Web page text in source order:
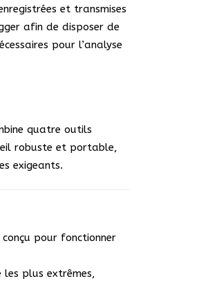
et transmises
afin de disposer de
pour l’analyse
quatre outils
robuste et portable,
exigeants.
pour fonctionner
les plus extrêmes,